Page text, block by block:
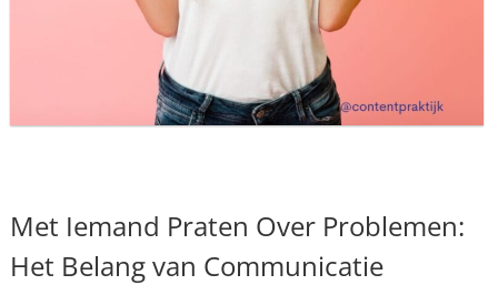
Met Iemand Praten Over Problemen:
Het Belang van Communicatie